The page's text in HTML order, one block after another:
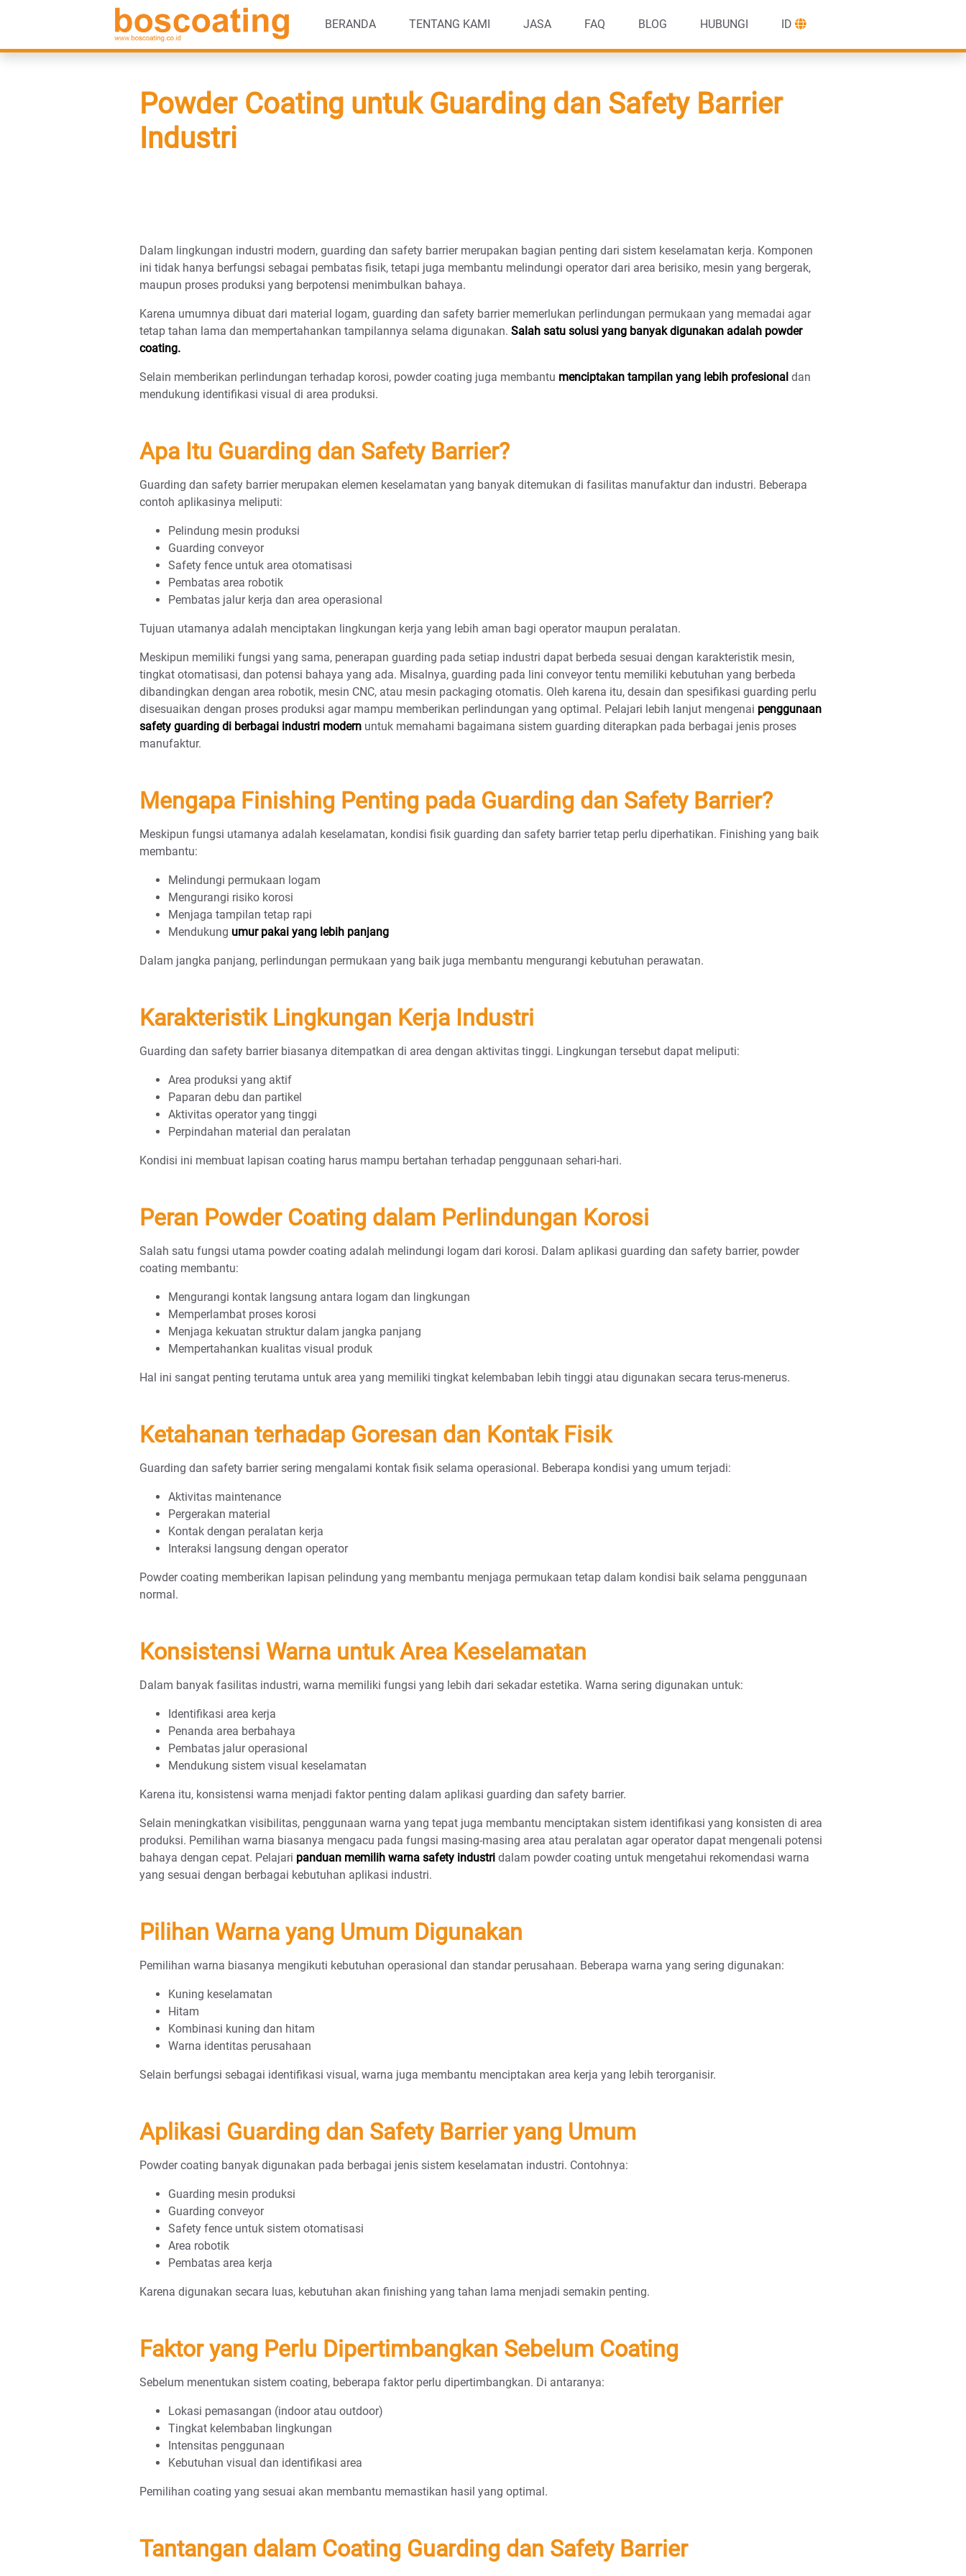
BERANDA TENTANG KAMI JASA FAQ BLOG HUBUNGI ID
Powder Coating untuk Guarding dan Safety Barrier
Industri
Dalam lingkungan industri modern, guarding dan safety barrier merupakan bagian penting dari sistem keselamatan kerja. Komponen
ini tidak hanya berfungsi sebagai pembatas fisik, tetapi juga membantu melindungi operator dari area berisiko, mesin yang bergerak,
maupun proses produksi yang berpotensi menimbulkan bahaya.
Karena umumnya dibuat dari material logam, guarding dan safety barrier memerlukan perlindungan permukaan yang memadai agar
tetap tahan lama dan mempertahankan tampilannya selama digunakan.Salah satu solusi yang banyak digunakan adalah powder
coating.
Selain memberikan perlindungan terhadap korosi, powder coating juga membantu menciptakan tampilan yang lebih profesional dan
mendukung identifikasi visual di area produksi.
Apa Itu Guarding dan Safety Barrier?
Guarding dan safety barrier merupakan elemen keselamatan yang banyak ditemukan di fasilitas manufaktur dan industri. Beberapa
contoh aplikasinya meliputi:
Pelindung mesin produksi
Guarding conveyor
Safety fence untuk area otomatisasi
Pembatas area robotik
Pembatas jalur kerja dan area operasional
Tujuan utamanya adalah menciptakan lingkungan kerja yang lebih aman bagi operator maupun peralatan.
Meskipun memiliki fungsi yang sama, penerapan guarding pada setiap industri dapat berbeda sesuai dengan karakteristik mesin,
tingkat otomatisasi, dan potensi bahaya yang ada. Misalnya, guarding pada lini conveyor tentu memiliki kebutuhan yang berbeda
dibandingkan dengan area robotik, mesin CNC, atau mesin packaging otomatis. Oleh karena itu, desain dan spesifikasi guarding perlu
disesuaikan dengan proses produksi agar mampu memberikan perlindungan yang optimal. Pelajari lebih lanjut mengenai penggunaan
safety guarding di berbagai industri modern untuk memahami bagaimana sistem guarding diterapkan pada berbagai jenis proses
manufaktur.
Mengapa Finishing Penting pada Guarding dan Safety Barrier?
Meskipun fungsi utamanya adalah keselamatan, kondisi fisik guarding dan safety barrier tetap perlu diperhatikan. Finishing yang baik
membantu:
Melindungi permukaan logam
Mengurangi risiko korosi
Menjaga tampilan tetap rapi
Mendukung umur pakai yang lebih panjang
Dalam jangka panjang, perlindungan permukaan yang baik juga membantu mengurangi kebutuhan perawatan.
Karakteristik Lingkungan Kerja Industri
Guarding dan safety barrier biasanya ditempatkan di area dengan aktivitas tinggi. Lingkungan tersebut dapat meliputi:
Area produksi yang aktif
Paparan debu dan partikel
Aktivitas operator yang tinggi
Perpindahan material dan peralatan
Kondisi ini membuat lapisan coating harus mampu bertahan terhadap penggunaan sehari-hari.
Peran Powder Coating dalam Perlindungan Korosi
Salah satu fungsi utama powder coating adalah melindungi logam dari korosi. Dalam aplikasi guarding dan safety barrier, powder
coating membantu:
Mengurangi kontak langsung antara logam dan lingkungan
Memperlambat proses korosi
Menjaga kekuatan struktur dalam jangka panjang
Mempertahankan kualitas visual produk
Hal ini sangat penting terutama untuk area yang memiliki tingkat kelembaban lebih tinggi atau digunakan secara terus-menerus.
Ketahanan terhadap Goresan dan Kontak Fisik
Guarding dan safety barrier sering mengalami kontak fisik selama operasional. Beberapa kondisi yang umum terjadi:
Aktivitas maintenance
Pergerakan material
Kontak dengan peralatan kerja
Interaksi langsung dengan operator
Powder coating memberikan lapisan pelindung yang membantu menjaga permukaan tetap dalam kondisi baik selama penggunaan
normal.
Konsistensi Warna untuk Area Keselamatan
Dalam banyak fasilitas industri, warna memiliki fungsi yang lebih dari sekadar estetika. Warna sering digunakan untuk:
Identifikasi area kerja
Penanda area berbahaya
Pembatas jalur operasional
Mendukung sistem visual keselamatan
Karena itu, konsistensi warna menjadi faktor penting dalam aplikasi guarding dan safety barrier.
Selain meningkatkan visibilitas, penggunaan warna yang tepat juga membantu menciptakan sistem identifikasi yang konsisten di area
produksi. Pemilihan warna biasanya mengacu pada fungsi masing-masing area atau peralatan agar operator dapat mengenali potensi
bahaya dengan cepat. Pelajari panduan memilih warna safety industri dalam powder coating untuk mengetahui rekomendasi warna
yang sesuai dengan berbagai kebutuhan aplikasi industri.
Pilihan Warna yang Umum Digunakan
Pemilihan warna biasanya mengikuti kebutuhan operasional dan standar perusahaan. Beberapa warna yang sering digunakan:
Kuning keselamatan
Hitam
Kombinasi kuning dan hitam
Warna identitas perusahaan
Selain berfungsi sebagai identifikasi visual, warna juga membantu menciptakan area kerja yang lebih terorganisir.
Aplikasi Guarding dan Safety Barrier yang Umum
Powder coating banyak digunakan pada berbagai jenis sistem keselamatan industri. Contohnya:
Guarding mesin produksi
Guarding conveyor
Safety fence untuk sistem otomatisasi
Area robotik
Pembatas area kerja
Karena digunakan secara luas, kebutuhan akan finishing yang tahan lama menjadi semakin penting.
Faktor yang Perlu Dipertimbangkan Sebelum Coating
Sebelum menentukan sistem coating, beberapa faktor perlu dipertimbangkan. Di antaranya:
Lokasi pemasangan (indoor atau outdoor)
Tingkat kelembaban lingkungan
Intensitas penggunaan
Kebutuhan visual dan identifikasi area
Pemilihan coating yang sesuai akan membantu memastikan hasil yang optimal.
Tantangan dalam Coating Guarding dan Safety Barrier